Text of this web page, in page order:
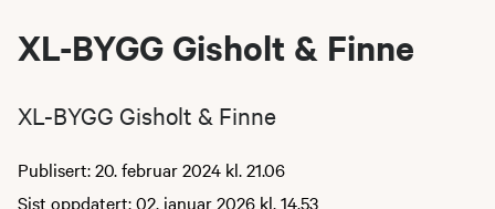
XL-BYGG Gisholt & Finne
XL-BYGG Gisholt & Finne
Publisert: 20. februar 2024 kl. 21.06
Sist oppdatert: 02. januar 2026 kl. 14.53